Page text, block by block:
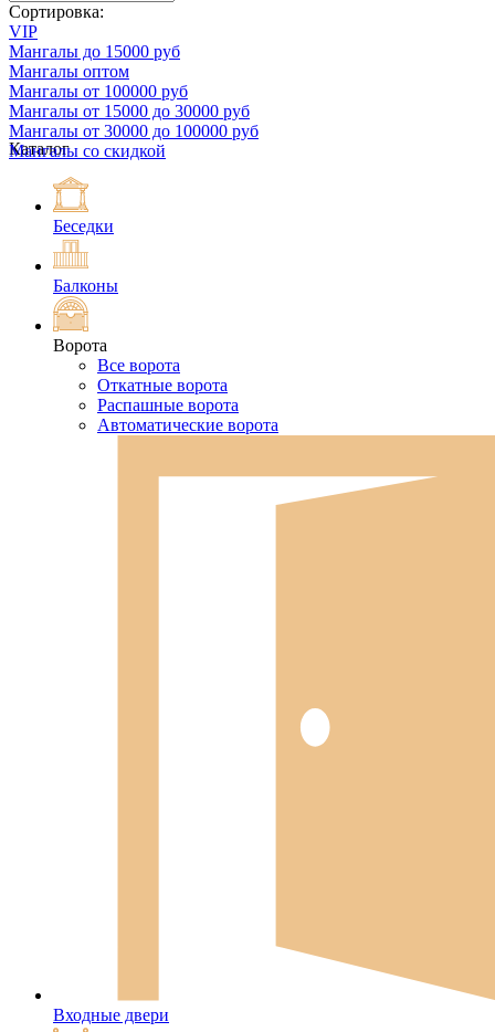
Сортировка:
VIP
Мангалы до 15000 руб
Мангалы оптом
Мангалы от 100000 руб
Мангалы от 15000 до 30000 руб
Мангалы от 30000 до 100000 руб
Мангалы со скидкой
Каталог
Беседки
Балконы
Ворота
Все ворота
Откатные ворота
Распашные ворота
Автоматические ворота
Входные двери